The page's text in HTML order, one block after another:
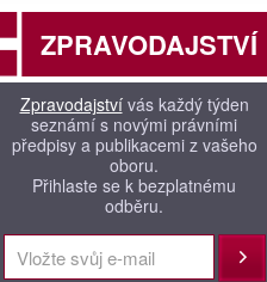
ZPRAVODAJSTVÍ
Zpravodajstvívás každý týden
seznámí s novými právními
předpisy a publikacemi z vašeho
oboru.
Přihlaste se k bezplatnému
odběru.
Přihlásit